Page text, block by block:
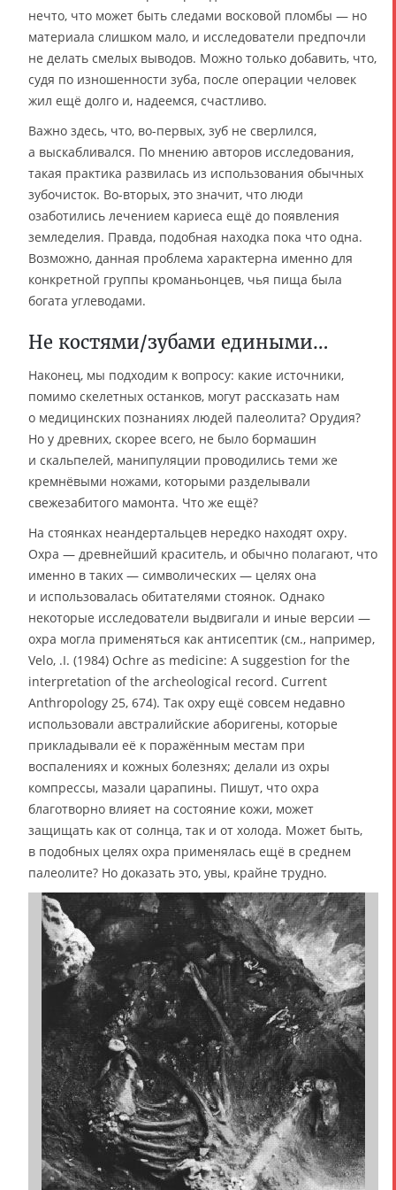
нечто, что может быть следами восковой пломбы — но
материала слишком мало, и исследователи предпочли
не делать смелых выводов. Можно только добавить, что,
судя по изношенности зуба, после операции человек
жил ещё долго и, надеемся, счастливо.
Важно здесь, что, во-первых, зуб не сверлился,
а выскабливался. По мнению авторов исследования,
такая практика развилась из использования обычных
зубочисток. Во-вторых, это значит, что люди
озаботились лечением кариеса ещё до появления
земледелия. Правда, подобная находка пока что одна.
Возможно, данная проблема характерна именно для
конкретной группы кроманьонцев, чья пища была
богата углеводами.
Не костями/зубами едиными…
Наконец, мы подходим к вопросу: какие источники,
помимо скелетных останков, могут рассказать нам
о медицинских познаниях людей палеолита? Орудия?
Но у древних, скорее всего, не было бормашин
и скальпелей, манипуляции проводились теми же
кремнёвыми ножами, которыми разделывали
свежезабитого мамонта. Что же ещё?
На стоянках неандертальцев нередко находят охру.
Охра — древнейший краситель, и обычно полагают, что
именно в таких — символических — целях она
и использовалась обитателями стоянок. Однако
некоторые исследователи выдвигали и иные версии —
охра могла применяться как антисептик (см., например,
Velo, .I. (1984) Ochre as medicine: A suggestion for the
interpretation of the archeological record. Current
Anthropology 25, 674). Так охру ещё совсем недавно
использовали австралийские аборигены, которые
прикладывали её к поражённым местам при
воспалениях и кожных болезнях; делали из охры
компрессы, мазали царапины. Пишут, что охра
благотворно влияет на состояние кожи, может
защищать как от солнца, так и от холода. Может быть,
в подобных целях охра применялась ещё в среднем
палеолите? Но доказать это, увы, крайне трудно.